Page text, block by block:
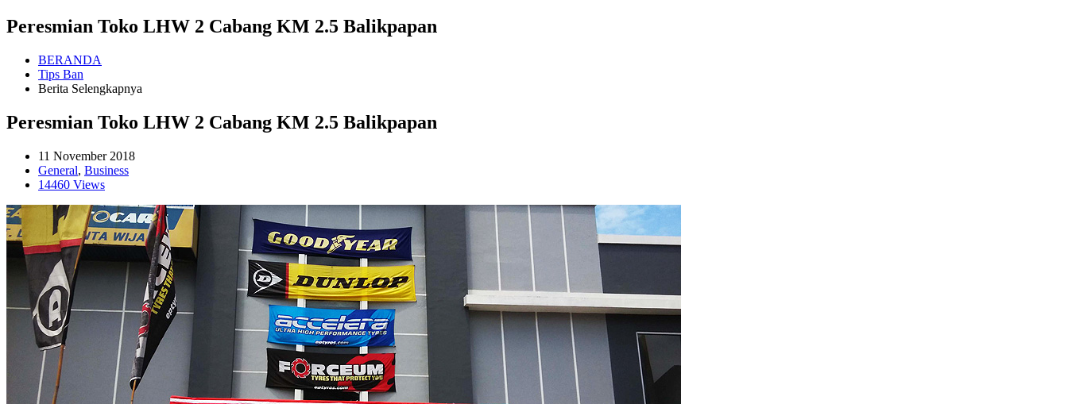
Peresmian Toko LHW 2 Cabang KM 2.5 Balikpapan
BERANDA
Tips Ban
Berita Selengkapnya
Peresmian Toko LHW 2 Cabang KM 2.5 Balikpapan
11 November 2018
General, Business
14460 Views